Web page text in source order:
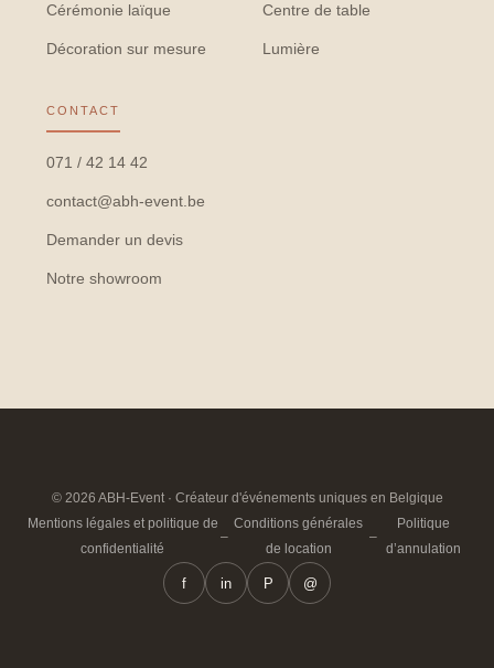
Cérémonie laïque
Décoration sur mesure
Centre de table
Lumière
CONTACT
071 / 42 14 42
contact@abh-event.be
Demander un devis
Notre showroom
© 2026 ABH-Event · Créateur d'événements uniques en Belgique
Mentions légales et politique de
confidentialité
–
Conditions générales
de location
–
Politique
d’annulation
f in P @